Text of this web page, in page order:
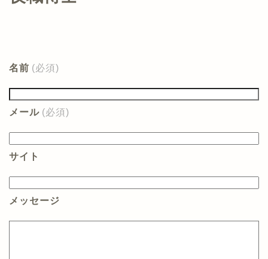
名前 (必須)
メール (必須)
サイト
メッセージ